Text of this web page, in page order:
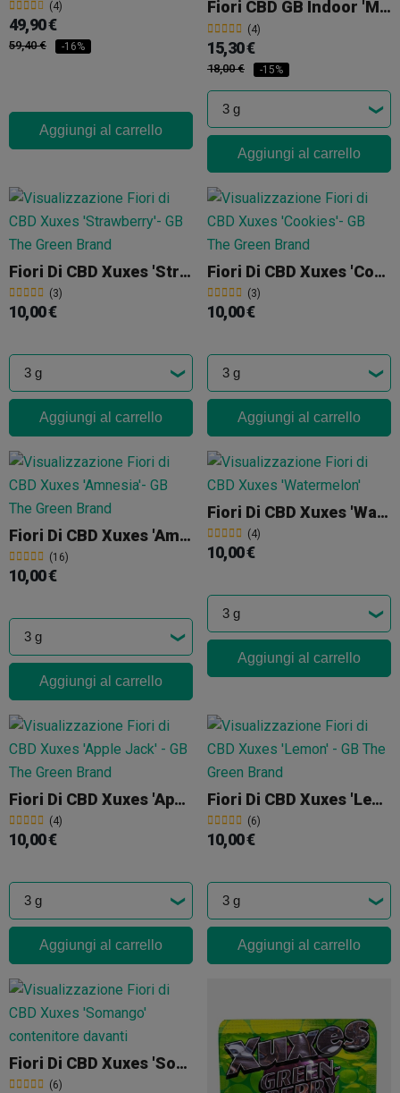
(4)
49,90 €
59,40 € -16%
Aggiungi al carrello
Fiori CBD GB Indoor 'Miracle Alien Cookies'
(4)
15,30 €
18,00 € -15%
Aggiungi al carrello
Fiori Di CBD Xuxes 'Strawberry'
(3)
10,00 €
Aggiungi al carrello
Fiori Di CBD Xuxes 'Cookies'
(3)
10,00 €
Aggiungi al carrello
Fiori Di CBD Xuxes 'Amnesia'
(16)
10,00 €
Aggiungi al carrello
Fiori Di CBD Xuxes 'Watermelon'
(4)
10,00 €
Aggiungi al carrello
Fiori Di CBD Xuxes 'Apple Jack'
(4)
10,00 €
Aggiungi al carrello
Fiori Di CBD Xuxes 'Lemon'
(6)
10,00 €
Aggiungi al carrello
Fiori Di CBD Xuxes 'Somango'
(6)